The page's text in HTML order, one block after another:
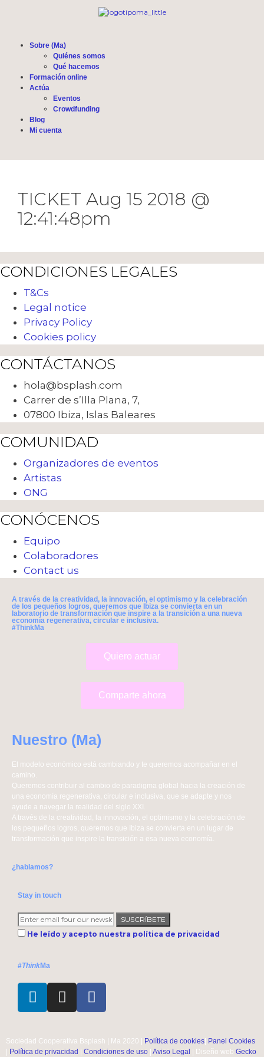
Sobre (Ma)
Quiénes somos
Qué hacemos
Formación online
Actúa
Eventos
Crowdfunding
Blog
Mi cuenta
TICKET Aug 15 2018 @
12:41:48pm
CONDICIONES LEGALES
T&Cs
Legal notice
Privacy Policy
Cookies policy
CONTÁCTANOS
hola@bsplash.com
Carrer de s’Illa Plana, 7,
07800 Ibiza, Islas Baleares
COMUNIDAD
Organizadores de eventos
Artistas
ONG
CONÓCENOS
Equipo
Colaboradores
Contact us
A través de la creatividad, la innovación, el optimismo y la celebración
de los pequeños logros, queremos que Ibiza se convierta en un
laboratorio de transformación que inspire a la transición a una nueva
economía regenerativa, circular e inclusiva.
#ThinkMa
Quiero actuar
Comparte ahora
Nuestro (Ma)
El modelo económico está cambiando y te queremos acompañar en el
camino.
Queremos contribuir al cambio de paradigma global hacia la creación de
una economía regenerativa, circular e inclusiva, que se adapte y nos
ayude a navegar la realidad del siglo XXI.
A través de la creatividad, la innovación, el optimismo y la celebración de
los pequeños logros, queremos que Ibiza se convierta en un lugar de
transformación que inspire la transición a esa nueva economía.
¿hablamos?
Stay in touch
SUSCRÍBETE
He leído y acepto nuestra política de privacidad
#ThinkMa
Sociedad Cooperativa Bsplash | Ma 2020 | Política de cookies| Panel Cookies
| Política de privacidad | Condiciones de uso | Aviso Legal | Diseño web Gecko